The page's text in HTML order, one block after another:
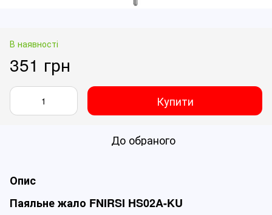
В наявності
351 грн
Купити
До обраного
Опис
Паяльне жало FNIRSI HS02A-KU